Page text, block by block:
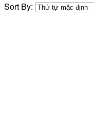
Sort By: